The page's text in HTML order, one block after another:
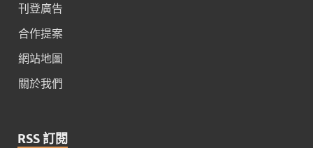
刊登廣告
合作提案
網站地圖
關於我們
RSS 訂閱